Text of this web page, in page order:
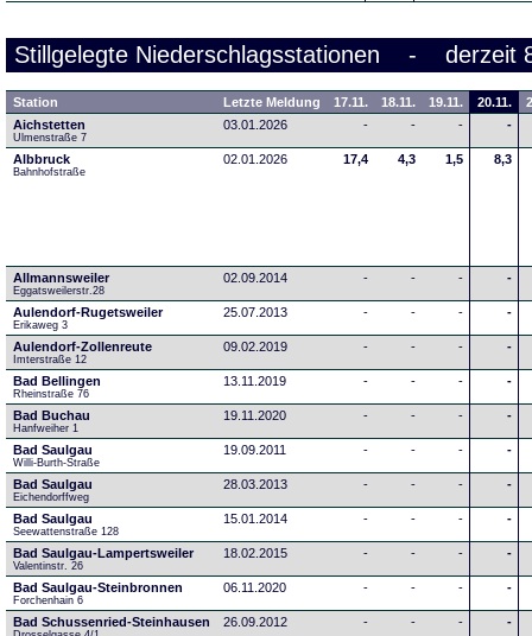
Stillgelegte Niederschlagsstationen - derzeit
Station Letzte Meldung 17.11. 18.11. 19.11. 20.11.
Aichstetten
Ulmenstraße 7
03.01.2026 - - - -
Albbruck
Bahnhofstraße
02.01.2026 17,4 4,3 1,5 8,3
Allmannsweiler
Eggatsweilerstr.28
02.09.2014 - - - -
Aulendorf-Rugetsweiler
Erikaweg 3
25.07.2013 - - - -
Aulendorf-Zollenreute
Imterstraße 12
09.02.2019 - - - -
Bad Bellingen
Rheinstraße 76
13.11.2019 - - - -
Bad Buchau
Hanfweiher 1
19.11.2020 - - - -
Bad Saulgau
Willi-Burth-Straße
19.09.2011 - - - -
Bad Saulgau
Eichendorffweg
28.03.2013 - - - -
Bad Saulgau
Seewattenstraße 128
15.01.2014 - - - -
Bad Saulgau-Lampertsweiler
Valentinstr. 26
18.02.2015 - - - -
Bad Saulgau-Steinbronnen
Forchenhain 6
06.11.2020 - - - -
Bad Schussenried-Steinhausen 26.09.2012 - - - -